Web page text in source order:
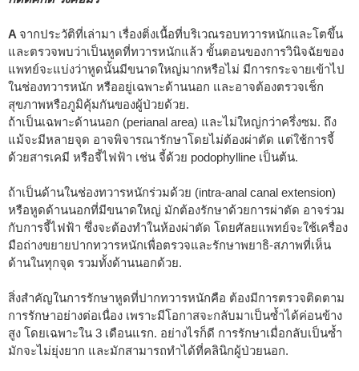
A จากประวัติที่เล่ามา เรื่องติ่งเนื้อที่บริเวณรอบทวารหนักและโตขึ้น
และตรวจพบว่าเป็นหูดที่ทวารหนักแล้ว ขั้นตอนของการวินิจฉัยของ
แพทย์จะแบ่งว่าหูดนั้นมีขนาดใหญ่มากหรือไม่ มีการกระจายเข้าไป
ในช่องทวารหนัก หรืออยู่เฉพาะด้านนอก และอาจต้องตรวจเช็ก
สุขภาพหรือภูมิคุ้มกันของผู้ป่วยด้วย.
ถ้าเป็นเฉพาะด้านนอก (perianal area) และไม่ใหญ่กว่าครึ่งซม. ถึง
แม้จะมีหลายจุด อาจพิจารณารักษาโดยไม่ต้องผ่าตัด แต่ใช้การจี้
ด้วยสารเคมี หรือจี้ไฟฟ้า เช่น จี้ด้วย podophylline เป็นต้น.
ถ้าเป็นด้านในช่องทวารหนักร่วมด้วย (intra-anal canal extension)
หรือหูดด้านนอกที่มีขนาดใหญ่ มักต้องรักษาด้วยการผ่าตัด อาจร่วม
กับการจี้ไฟฟ้า ซึ่งจะต้องทำในห้องผ่าตัด โดยศัลยแพทย์จะใช้เครื่อง
มือถ่างขยายปากทวารหนักเพื่อตรวจและรักษาพยาธิ-สภาพที่เห็น
ด้านในทุกจุด รวมทั้งด้านนอกด้วย.
สิ่งสำคัญในการรักษาหูดที่ปากทวารหนักคือ ต้องมีการตรวจติดตาม
การรักษาอย่างต่อเนื่อง เพราะมีโอกาสจะกลับมาเป็นซ้ำได้ค่อนข้าง
สูง โดยเฉพาะใน 3 เดือนแรก. อย่างไรก็ดี การรักษาเมื่อกลับเป็นซ้ำ
มักจะไม่ยุ่งยาก และมักสามารถทำได้ที่คลินิกผู้ป่วยนอก.